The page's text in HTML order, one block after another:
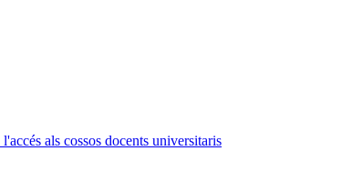
als cossos docents universitaris